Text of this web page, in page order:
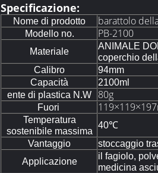
Specificazione:
Nome di prodotto barattolo
Modello no. PB-2100
Materiale
ANIMALE
coperchio
Calibro
94mm
Capacità
2100ml
ente di plastica N.W
80g
Fuori
Temperatura
sostenibile massima
40℃
Vantaggio
stoccaggio
Applicazione
il fagiolo,
medicina